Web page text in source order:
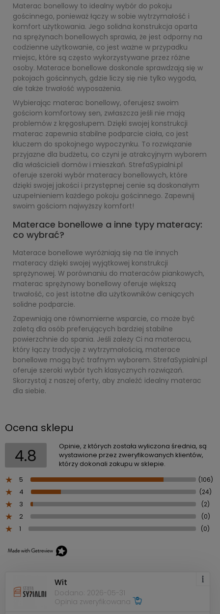
Materac bonellowy to idealny wybór do pokoju
gościnnego, ponieważ łączy w sobie wytrzymałość i
komfort użytkowania. Jego solidna konstrukcja oparta
na sprężynach bonellowych sprawia, że jest odporny na
codzienne użytkowanie, co jest ważne w przypadku
miejsc, które są często wykorzystywane przez różne
osoby. Materace bonellowe doskonale sprawdzają się w
pokojach gościnnych, gdzie liczy się nie tylko wygoda,
ale także trwałość wyposażenia.
Wybierając materac bonellowy, oferujesz swoim
gościom komfortowy sen, zwłaszcza jeśli nie mają
problemów z kręgosłupem. Dzięki swojej konstrukcji
materac zapewnia stabilne podparcie ciała, co jest
kluczem do spokojnego wypoczynku. To rozwiązanie
przyjazne dla budżetu, co czyni je atrakcyjnym wyborem
dla właścicieli domów i mieszkań. StrefaSypialni.pl
oferuje szeroki wybór materacy bonellowych, które
dzięki swojej jakości i przystępnej cenie są doskonałym
uzupełnieniem każdego pokoju gościnnego. Zapewnij
swoim gościom najwyższy komfort!
Materace bonellowe a inne typy materacy:
co wybrać?
Materace bonellowe wyróżniają się na tle innych
materacy dzięki swojej wyjątkowej konstrukcji
sprężynowej. W porównaniu do materaców piankowych,
materac sprężynowy bonellowy oferuje większą
trwałość, co jest istotne dla użytkowników ceniących
solidne podparcie.
Zapewniają one równomierne wsparcie, co może być
zaletą dla osób preferujących bardziej stabilne
powierzchnie do spania. Jeśli zależy Ci na materacu,
który łączy tradycję z wytrzymałością, materace
bonellowe mogą być trafnym wyborem. StrefaSypialni.pl
oferuje szeroki wybór tych klasycznych rozwiązań.
Skorzystaj z naszej oferty, aby znaleźć idealny materac
dla siebie.
Ocena sklepu
4.8
Opinie, z których została wyliczona średnia, są
wystawione przez zweryfikowanych klientów,
którzy dokonali zakupu w sklepie.
5
(106)
4 (24)
3 (2)
2 (0)
1 (0)
Wit
Dodano: 2026-05-31
Opinia zweryfikowana